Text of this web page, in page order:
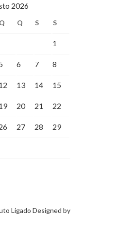
2026
Q Q S S
1
6 7 8
13 14 15
20 21 22
27 28 29
Ligado Designed by